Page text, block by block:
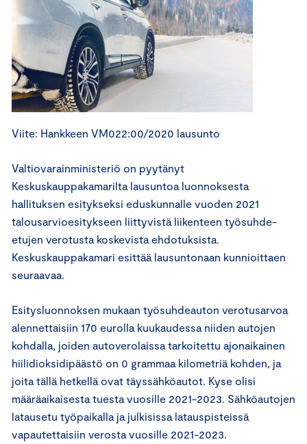
Viite: Hankkeen VM022:00/2020 lausunto
Valtiovarainministeriö on pyytänyt
Keskuskauppakamarilta lausuntoa luonnoksesta
hallituksen esitykseksi eduskunnalle vuoden 2021
talousarvioesitykseen liittyvistä liikenteen työsuhde-
etujen verotusta koskevista ehdotuksista.
Keskuskauppakamari esittää lausuntonaan kunnioittaen
seuraavaa.
Esitysluonnoksen mukaan työsuhdeauton verotusarvoa
alennettaisiin 170 eurolla kuukaudessa niiden autojen
kohdalla, joiden autoverolaissa tarkoitettu ajonaikainen
hiilidioksidipäästö on 0 grammaa kilometriä kohden, ja
joita tällä hetkellä ovat täyssähköautot. Kyse olisi
määräaikaisesta tuesta vuosille 2021-2023. Sähköautojen
latausetu työpaikalla ja julkisissa latauspisteissä
vapautettaisiin verosta vuosille 2021-2023.